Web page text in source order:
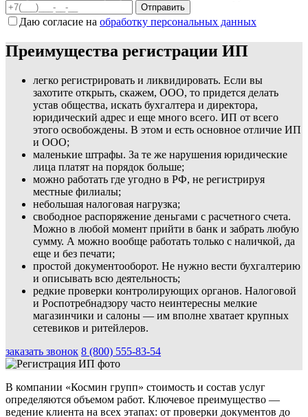
Даю согласие на обработку персональных данных
Преимущества регистрации ИП
легко регистрировать и ликвидировать. Если вы
захотите открыть, скажем, ООО, то придется делать
устав общества, искать бухгалтера и директора,
юридический адрес и еще много всего. ИП от всего
этого освобождены. В этом и есть основное отличие ИП
и ООО;
маленькие штрафы. За те же нарушения юридические
лица платят на порядок больше;
можно работать где угодно в РФ, не регистрируя
местные филиалы;
небольшая налоговая нагрузка;
свободное распоряжение деньгами с расчетного счета.
Можно в любой момент прийти в банк и забрать любую
сумму. А можно вообще работать только с наличкой, да
еще и без печати;
простой документооборот. Не нужно вести бухгалтерию
и описывать всю деятельность;
редкие проверки контролирующих органов. Налоговой
и Роспотребнадзору часто неинтересны мелкие
магазинчики и салоны — им вполне хватает крупных
сетевиков и ритейлеров.
заказать звонок 8 (800) 555-83-54
В компании «Космин групп» стоимость и состав услуг
определяются объемом работ. Ключевое преимущество —
ведение клиента на всех этапах: от проверки документов до